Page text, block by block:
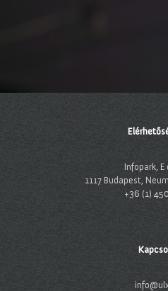
Infopark,
1117 Budapest,
+36 (1)